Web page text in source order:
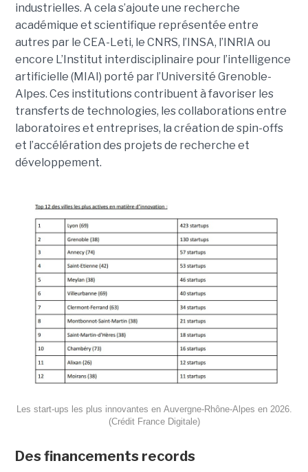
industrielles. A cela s’ajoute une recherche
académique et scientifique représentée entre
autres par le CEA-Leti, le CNRS, l’INSA, l’INRIA ou
encore L’Institut interdisciplinaire pour l’intelligence
artificielle (MIAI) porté par l’Université Grenoble-
Alpes. Ces institutions contribuent à favoriser les
transferts de technologies, les collaborations entre
laboratoires et entreprises, la création de spin-offs
et l’accélération des projets de recherche et
développement.
Les start-ups les plus innovantes en Auvergne-Rhône-Alpes en 2026.
(Crédit France Digitale)
Des financements records